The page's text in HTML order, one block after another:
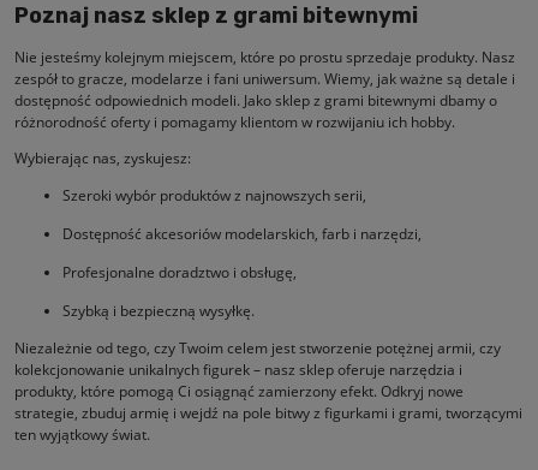
Poznaj nasz sklep z grami bitewnymi
Nie jesteśmy kolejnym miejscem, które po prostu sprzedaje produkty. Nasz
zespół to gracze, modelarze i fani uniwersum. Wiemy, jak ważne są detale i
dostępność odpowiednich modeli. Jako sklep z grami bitewnymi dbamy o
różnorodność oferty i pomagamy klientom w rozwijaniu ich hobby.
Wybierając nas, zyskujesz:
Szeroki wybór produktów z najnowszych serii,
Dostępność akcesoriów modelarskich, farb i narzędzi,
Profesjonalne doradztwo i obsługę,
Szybką i bezpieczną wysyłkę.
Niezależnie od tego, czy Twoim celem jest stworzenie potężnej armii, czy
kolekcjonowanie unikalnych figurek – nasz sklep oferuje narzędzia i
produkty, które pomogą Ci osiągnąć zamierzony efekt. Odkryj nowe
strategie, zbuduj armię i wejdź na pole bitwy z figurkami i grami, tworzącymi
ten wyjątkowy świat.